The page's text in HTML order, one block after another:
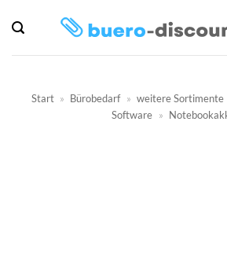
Inhalt
springen
Start » Bürobedarf » weitere Sortimente
Software »